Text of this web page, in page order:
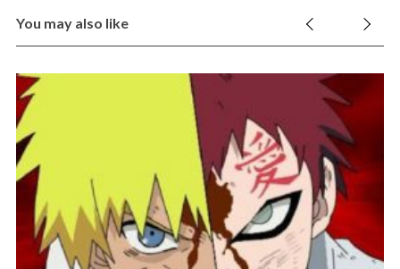
You may also like